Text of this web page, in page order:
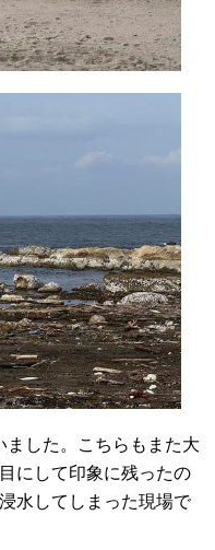
ました。こちらもまた大
にして印象に残ったの
水してしまった現場で